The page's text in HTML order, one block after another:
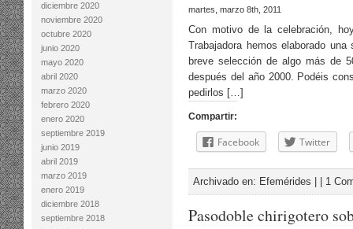
diciembre 2020
noviembre 2020
octubre 2020
junio 2020
mayo 2020
abril 2020
marzo 2020
febrero 2020
enero 2020
septiembre 2019
junio 2019
abril 2019
marzo 2019
enero 2019
diciembre 2018
septiembre 2018
martes, marzo 8th, 2011
Con motivo de la celebración,
Trabajadora hemos elaborado
breve selección de algo más de
después del año 2000. Podéis
pedirlos […]
Compartir:
Facebook Twitter
Archivado en: Efemérides 1
Pasodoble chirigotero